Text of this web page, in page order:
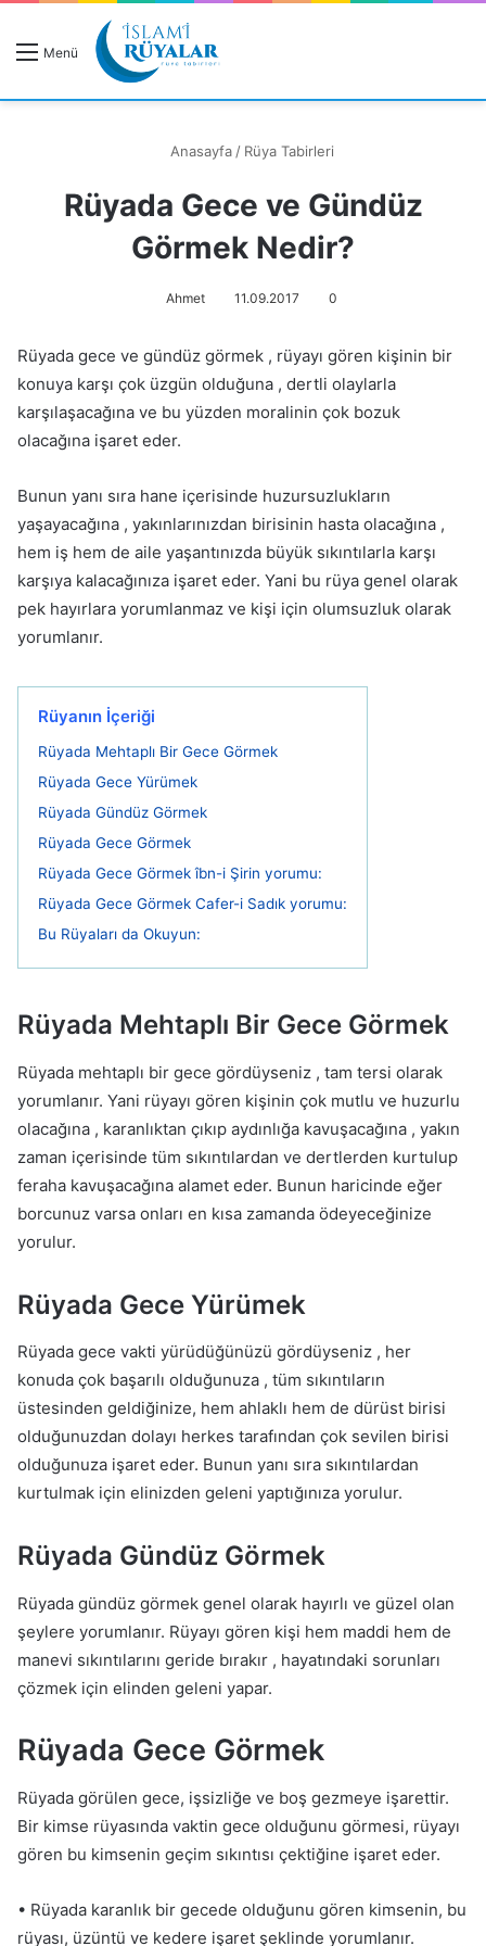
Menü
Anasayfa / Rüya Tabirleri
Rüyada Gece ve Gündüz
Görmek Nedir?
Ahmet 11.09.2017 0
Rüyada gece ve gündüz görmek , rüyayı gören kişinin bir
konuya karşı çok üzgün olduğuna , dertli olaylarla
karşılaşacağına ve bu yüzden moralinin çok bozuk
olacağına işaret eder.
Bunun yanı sıra hane içerisinde huzursuzlukların
yaşayacağına , yakınlarınızdan birisinin hasta olacağına ,
hem iş hem de aile yaşantınızda büyük sıkıntılarla karşı
karşıya kalacağınıza işaret eder. Yani bu rüya genel olarak
pek hayırlara yorumlanmaz ve kişi için olumsuzluk olarak
yorumlanır.
Rüyanın İçeriği
Rüyada Mehtaplı Bir Gece Görmek
Rüyada Gece Yürümek
Rüyada Gündüz Görmek
Rüyada Gece Görmek
Rüyada Gece Görmek îbn-i Şirin yorumu:
Rüyada Gece Görmek Cafer-i Sadık yorumu:
Bu Rüyaları da Okuyun:
Rüyada Mehtaplı Bir Gece Görmek
Rüyada mehtaplı bir gece gördüyseniz , tam tersi olarak
yorumlanır. Yani rüyayı gören kişinin çok mutlu ve huzurlu
olacağına , karanlıktan çıkıp aydınlığa kavuşacağına , yakın
zaman içerisinde tüm sıkıntılardan ve dertlerden kurtulup
feraha kavuşacağına alamet eder. Bunun haricinde eğer
borcunuz varsa onları en kısa zamanda ödeyeceğinize
yorulur.
Rüyada Gece Yürümek
Rüyada gece vakti yürüdüğünüzü gördüyseniz , her
konuda çok başarılı olduğunuza , tüm sıkıntıların
üstesinden geldiğinize, hem ahlaklı hem de dürüst birisi
olduğunuzdan dolayı herkes tarafından çok sevilen birisi
olduğunuza işaret eder. Bunun yanı sıra sıkıntılardan
kurtulmak için elinizden geleni yaptığınıza yorulur.
Rüyada Gündüz Görmek
Rüyada gündüz görmek genel olarak hayırlı ve güzel olan
şeylere yorumlanır. Rüyayı gören kişi hem maddi hem de
manevi sıkıntılarını geride bırakır , hayatındaki sorunları
çözmek için elinden geleni yapar.
Rüyada Gece Görmek
Rüyada görülen gece, işsizliğe ve boş gezmeye işarettir.
Bir kimse rüyasında vaktin gece olduğunu görmesi, rüyayı
gören bu kimsenin geçim sıkıntısı çektiğine işaret eder.
• Rüyada karanlık bir gecede olduğunu gören kimsenin, bu
rüyası, üzüntü ve kedere işaret şeklinde yorumlanır.
Rüyanızı Arayın